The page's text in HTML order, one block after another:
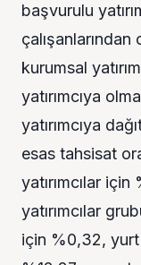
başvurulu
çalışanlarından
kurumsal
yatırımcıya
yatırımcıya
esas tahsisat
yatırımcılar
yatırımcılar
için %0,32, yurt